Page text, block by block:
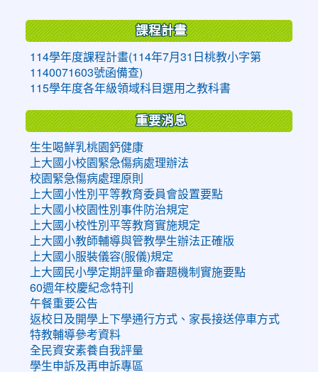
課程計畫
114學年度課程計畫(114年7月31日桃教小字第
1140071603號函備查)
115學年度各年級領域科目選用之教科書
重要消息
生生喝鮮乳桃園鈣健康
上大國小校園緊急傷病處理辦法
校園緊急傷病處理原則
上大國小性別平等教育委員會設置要點
上大國小校園性別事件防治規定
上大國小校性別平等教育實施規定
上大國小教師輔導與管教學生辦法正確版
上大國小服裝儀容(服儀)規定
上大國民小學定期評量命審題機制實施要點
60週年校慶紀念特刊
午餐重要公告
返校日及開學上下學通行方式、家長接送停車方式
特教輔導參考資料
全民資安素養自我評量
學生申訴及再申訴專區